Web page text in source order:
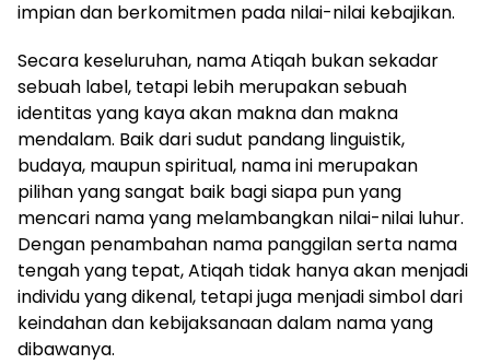
impian dan berkomitmen pada nilai-nilai kebajikan.
Secara keseluruhan, nama Atiqah bukan sekadar
sebuah label, tetapi lebih merupakan sebuah
identitas yang kaya akan makna dan makna
mendalam. Baik dari sudut pandang linguistik,
budaya, maupun spiritual, nama ini merupakan
pilihan yang sangat baik bagi siapa pun yang
mencari nama yang melambangkan nilai-nilai luhur.
Dengan penambahan nama panggilan serta nama
tengah yang tepat, Atiqah tidak hanya akan menjadi
individu yang dikenal, tetapi juga menjadi simbol dari
keindahan dan kebijaksanaan dalam nama yang
dibawanya.